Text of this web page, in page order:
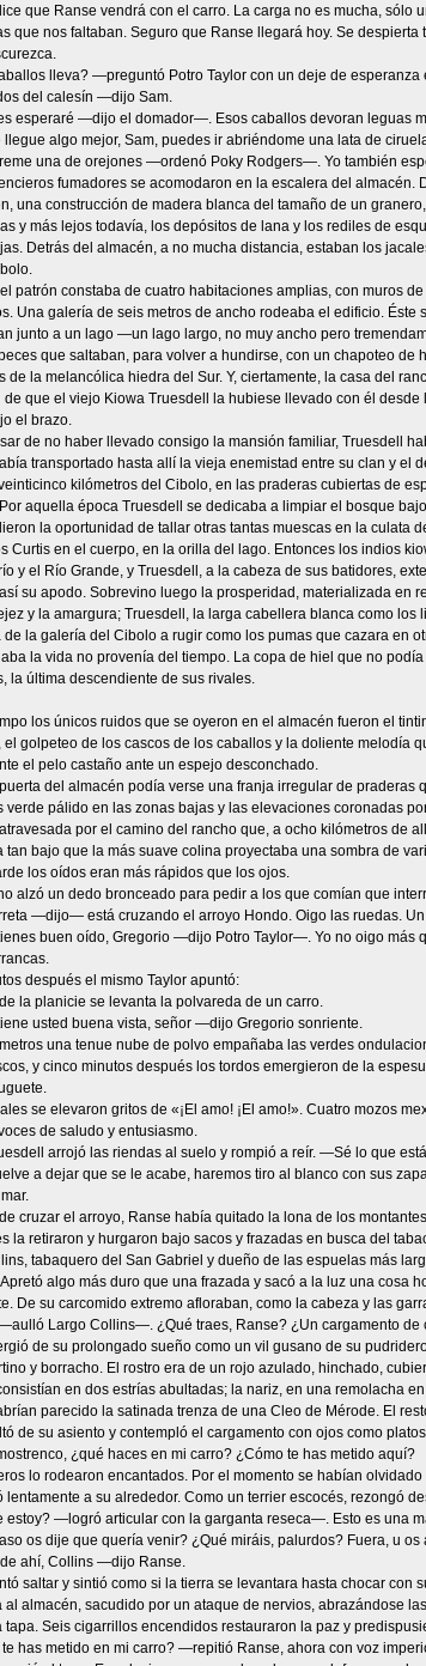
que Ranse vendrá con el carro. La carga no es mucha, sólo
que nos faltaban. Seguro que Ranse llegará hoy. Se
lleva? —preguntó Potro Taylor con un deje de esperanza
del calesín —dijo Sam.
esperaré —dijo el domador—. Esos caballos devoran leguas
llegue algo mejor, Sam, puedes ir abriéndome una lata de
una de orejones —ordenó Poky Rodgers—. Yo también
fumadores se acomodaron en la escalera del almacén.
una construcción de madera blanca del tamaño de un
y más lejos todavía, los depósitos de lana y los rediles de
Detrás del almacén, a no mucha distancia, estaban los
patrón constaba de cuatro habitaciones amplias, con muros
Una galería de seis metros de ancho rodeaba el edificio.
junto a un lago —un lago largo, no muy ancho pero
que saltaban, para volver a hundirse, con un chapoteo
de la melancólica hiedra del Sur. Y, ciertamente, la casa del
de que el viejo Kiowa Truesdell la hubiese llevado con él
el brazo.
de no haber llevado consigo la mansión familiar, Truesdell
transportado hasta allí la vieja enemistad entre su clan y el
kilómetros del Cibolo, en las praderas cubiertas de
aquella época Truesdell se dedicaba a limpiar el bosque
la oportunidad de tallar otras tantas muescas en la culata
Curtis en el cuerpo, en la orilla del lago. Entonces los indios
y el Río Grande, y Truesdell, a la cabeza de sus batidores,
su apodo. Sobrevino luego la prosperidad, materializada en
y la amargura; Truesdell, la larga cabellera blanca como
de la galería del Cibolo a rugir como los pumas que cazara en
la vida no provenía del tiempo. La copa de hiel que no
la última descendiente de sus rivales.
los únicos ruidos que se oyeron en el almacén fueron el
el golpeteo de los cascos de los caballos y la doliente melodía
el pelo castaño ante un espejo desconchado.
del almacén podía verse una franja irregular de
verde pálido en las zonas bajas y las elevaciones coronadas
por el camino del rancho que, a ocho kilómetros de
tan bajo que la más suave colina proyectaba una sombra de
los oídos eran más rápidos que los ojos.
alzó un dedo bronceado para pedir a los que comían que
—dijo— está cruzando el arroyo Hondo. Oigo las ruedas.
buen oído, Gregorio —dijo Potro Taylor—. Yo no oigo más
después el mismo Taylor apuntó:
la planicie se levanta la polvareda de un carro.
usted buena vista, señor —dijo Gregorio sonriente.
una tenue nube de polvo empañaba las verdes
y cinco minutos después los tordos emergieron de la
se elevaron gritos de «¡El amo! ¡El amo!». Cuatro mozos
de saludo y entusiasmo.
arrojó las riendas al suelo y rompió a reír. —Sé lo que
a dejar que se le acabe, haremos tiro al blanco con sus
cruzar el arroyo, Ranse había quitado la lona de los
la retiraron y hurgaron bajo sacos y frazadas en busca del
tabaquero del San Gabriel y dueño de las espuelas más
algo más duro que una frazada y sacó a la luz una cosa
De su carcomido extremo afloraban, como la cabeza y las
Largo Collins—. ¿Qué traes, Ranse? ¿Un cargamento de
de su prolongado sueño como un vil gusano de su
y borracho. El rostro era de un rojo azulado, hinchado,
en dos estrías abultadas; la nariz, en una remolacha
parecido la satinada trenza de una Cleo de Mérode. El
de su asiento y contempló el cargamento con ojos como
¿qué haces en mi carro? ¿Cómo te has metido aquí?
lo rodearon encantados. Por el momento se habían olvidado
lentamente a su alrededor. Como un terrier escocés, rezongó
—logró articular con la garganta reseca—. Esto es una
os dije que quería venir? ¿Qué miráis, palurdos? Fuera, u os
ahí, Collins —dijo Ranse.
saltar y sintió como si la tierra se levantara hasta chocar con
al almacén, sacudido por un ataque de nervios, abrazándose
tapa. Seis cigarrillos encendidos restauraron la paz y
has metido en mi carro? —repitió Ranse, ahora con voz